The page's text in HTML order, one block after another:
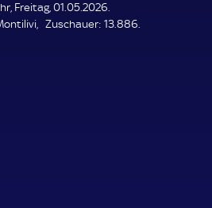
E
N
Freitag, 01.05.2026.
Zuschauer: Z
13.886.